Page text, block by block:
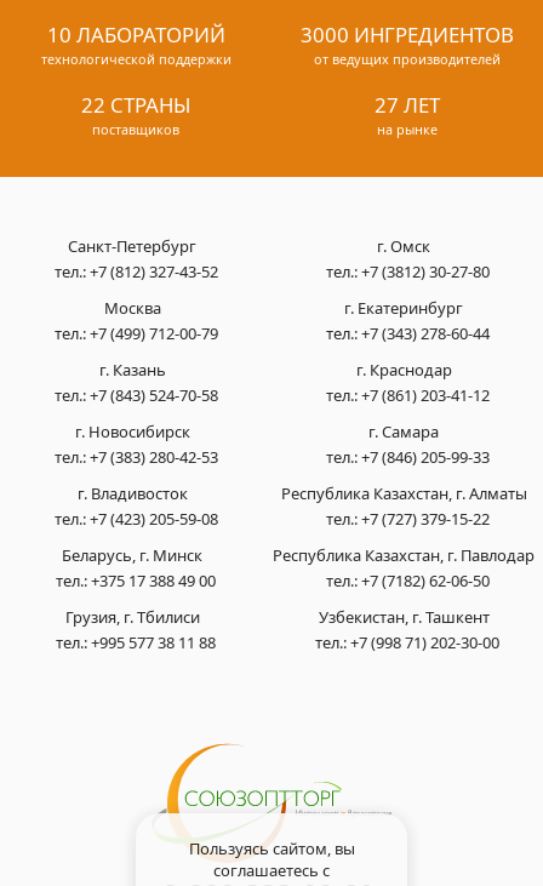
10 ЛАБОРАТОРИЙ
технологической поддержки
3000 ИНГРЕДИЕНТОВ
от ведущих производителей
22 СТРАНЫ
поставщиков
27 ЛЕТ
на рынке
Санкт-Петербург
тел.:+7 (812) 327-43-52
Москва
тел.:+7 (499) 712-00-79
г. Казань
тел.:+7 (843) 524-70-58
г. Новосибирск
тел.:+7 (383) 280-42-53
г. Омск
тел.:+7 (3812) 30-27-80
г. Екатеринбург
тел.:+7 (343) 278-60-44
г. Краснодар
тел.:+7 (861) 203-41-12
г. Самара
тел.:+7 (846) 205-99-33
г. Владивосток
тел.:+7 (423) 205-59-08
Беларусь, г. Минск
тел.:+375 17 388 49 00
Грузия, г. Тбилиси
тел.:+995 577 38 11 88
Республика Казахстан, г. Алматы
тел.:+7 (727) 379-15-22
Республика Казахстан, г. Павлодар
тел.:+7 (7182) 62-06-50
Узбекистан, г. Ташкент
тел.:+7 (998 71) 202-30-00
Пользуясь сайтом, вы
соглашаетесь с